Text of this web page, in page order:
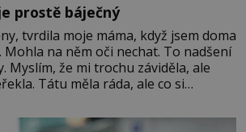
prostě báječný
tvrdila moje máma, když jsem doma
na něm oči nechat. To nadšení
Myslím, že mi trochu záviděla, ale
Tátu měla ráda, ale co si
Tehdy byla jiná doba, když